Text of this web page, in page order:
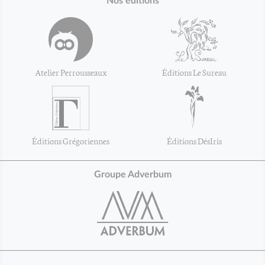
Atelier Perrousseaux Éditions Le Sureau
Éditions Grégoriennes Éditions DésIris
Groupe Adverbum